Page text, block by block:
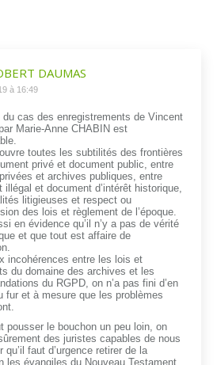
DAUMAS
à 16:49
du cas des enregistrements de Vincent
Marie-Anne CHABIN est
toutes les subtilités des frontières
privé et document public, entre
et archives publiques, entre
illégal et document d’intérêt historique,
litigieuses et respect ou
des lois et règlement de l’époque.
en évidence qu’il n’y a pas de vérité
et que tout est affaire de
incohérences entre les lois et
du domaine des archives et les
du RGPD, on n’a pas fini d’en
fur et à mesure que les problèmes
pousser le bouchon un peu loin, on
des juristes capables de nous
qu’il faut d’urgence retirer de la
les évangiles du Nouveau Testament